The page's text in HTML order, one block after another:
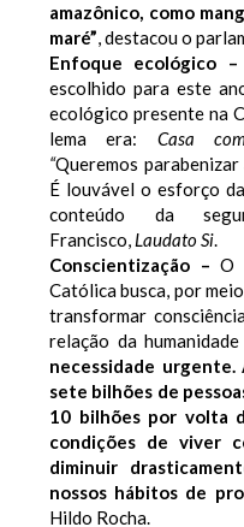
amazônico, como
maré”, destacou o
Enfoque ecológico –
escolhido para este
ecológico presente na
lema era: Casa
“Queremos
É louvável o esforço
conteúdo da
Francisco, Laudato Si.
Conscientização –O
Católica busca, por
transformar
relação da
necessidade
sete bilhões de
10 bilhões por volta
condições de viver
diminuir
nossos hábitos de
Hildo Rocha.